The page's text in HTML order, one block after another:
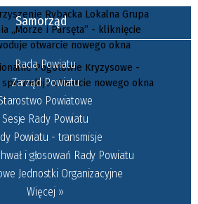
Samorząd
Rada Powiatu
Zarząd Powiatu
Powiatowe
Sesje Rady Powiatu
Powiatu - transmisje
i głosowań Rady Powiatu
Jednostki Organizacyjne
Więcej »